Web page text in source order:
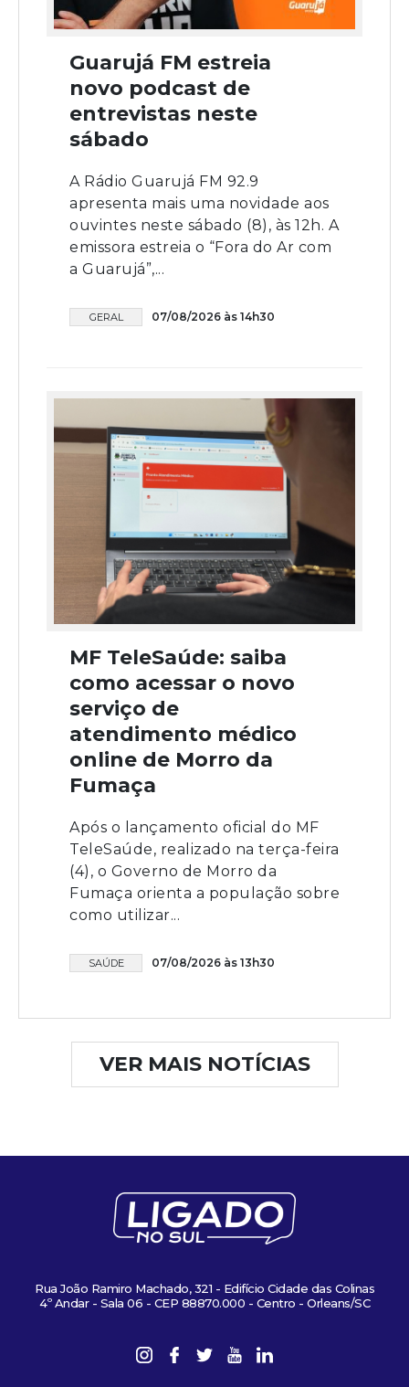
Guarujá FM estreia
novo podcast de
entrevistas neste
sábado
A Rádio Guarujá FM 92.9
apresenta mais uma novidade aos
ouvintes neste sábado (8), às 12h. A
emissora estreia o “Fora do Ar com
a Guarujá”,...
GERAL 07/08/2026 às 14h30
MF TeleSaúde: saiba
como acessar o novo
serviço de
atendimento médico
online de Morro da
Fumaça
Após o lançamento oficial do MF
TeleSaúde, realizado na terça-feira
(4), o Governo de Morro da
Fumaça orienta a população sobre
como utilizar...
SAÚDE 07/08/2026 às 13h30
VER MAIS NOTÍCIAS
Rua João Ramiro Machado, 321 - Edifício Cidade das Colinas
4º Andar - Sala 06 - CEP 88870.000 - Centro - Orleans/SC